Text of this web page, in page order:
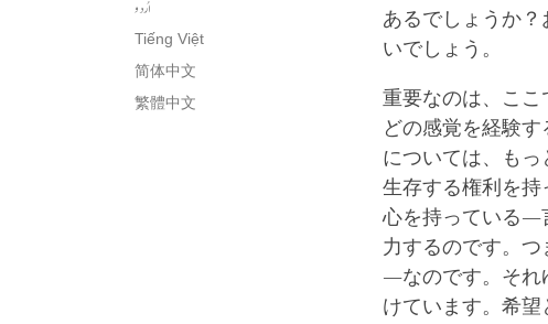
اُردو
Tiếng Việt
简体中文
繁體中文
あるでしょうか
いでしょう。
重要なのは、こ
どの感覚を経験
については、も
生存する権利を
心を持っている―
力するのです。
―なのです。それ
けています。希